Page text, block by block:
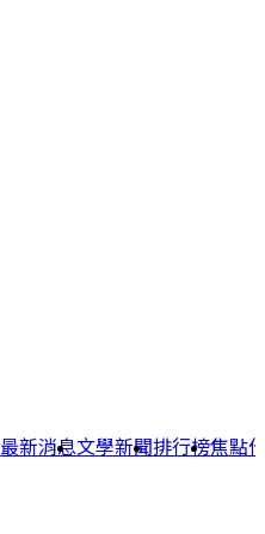
最新消息文學新聞排行榜焦點